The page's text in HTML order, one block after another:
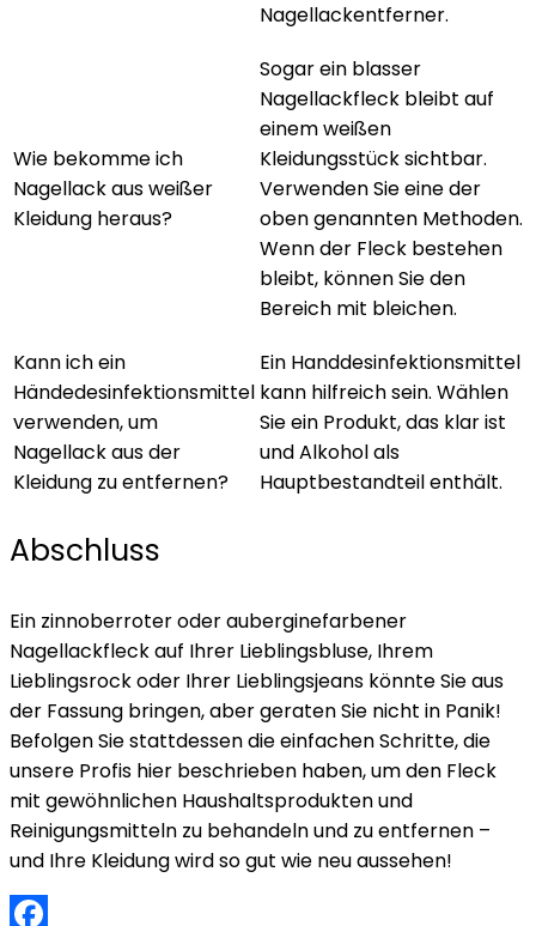
Nagellackentferner.
Wie bekomme ich
Nagellack aus weißer
Kleidung heraus?
Sogar ein blasser
Nagellackfleck bleibt auf
einem weißen
Kleidungsstück sichtbar.
Verwenden Sie eine der
oben genannten Methoden.
Wenn der Fleck bestehen
bleibt, können Sie den
Bereich mit bleichen.
Kann ich ein
Händedesinfektionsmittel
verwenden, um
Nagellack aus der
Kleidung zu entfernen?
Ein Handdesinfektionsmittel
kann hilfreich sein. Wählen
Sie ein Produkt, das klar ist
und Alkohol als
Hauptbestandteil enthält.
Abschluss
Ein zinnoberroter oder auberginefarbener
Nagellackfleck auf Ihrer Lieblingsbluse, Ihrem
Lieblingsrock oder Ihrer Lieblingsjeans könnte Sie aus
der Fassung bringen, aber geraten Sie nicht in Panik!
Befolgen Sie stattdessen die einfachen Schritte, die
unsere Profis hier beschrieben haben, um den Fleck
mit gewöhnlichen Haushaltsprodukten und
Reinigungsmitteln zu behandeln und zu entfernen –
und Ihre Kleidung wird so gut wie neu aussehen!